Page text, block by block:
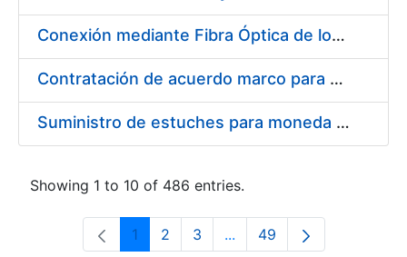
Conexión mediante Fibra Óptica de los Centros de Proceso de Datos (CPDs) de las sedes de la FNMT-RCM de Burgos y Madrid
Contratación de acuerdo marco para el Suministro de Material de Electricidad para la Fábrica Nacional de Moneda y Timbre-Real Casa de la Moneda en su centro de trabajo de Burgos
Suministro de estuches para moneda de 30 €
Showing 1 to 10 of 486 entries.
Page
1 Page
2 Page
3 ...Intermediate Pages Use
Page
49